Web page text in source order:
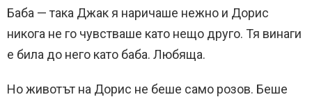
Баба — така Джак я наричаше нежно и Дорис
никога не го чувстваше като нещо друго. Тя винаги
е била до него като баба. Любяща.
Но животът на Дорис не беше само розов. Беше